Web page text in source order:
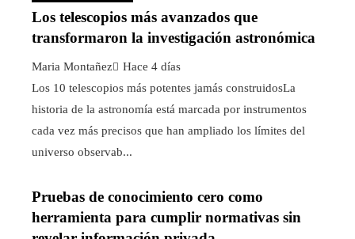
Los telescopios más avanzados que
transformaron la investigación astronómica
Maria Montañez
Hace 4 días
Los 10 telescopios más potentes jamás construidosLa
historia de la astronomía está marcada por instrumentos
cada vez más precisos que han ampliado los límites del
universo observab...
Pruebas de conocimiento cero como
herramienta para cumplir normativas sin